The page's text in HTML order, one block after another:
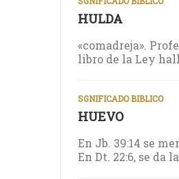
HULDA
«comadreja».
libro de la Ley
SGNIFICADO BIBLICO
HUEVO
En Jb. 39:14 se
En Dt. 22:6, se